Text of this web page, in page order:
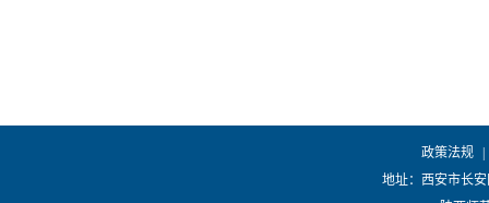
政策法规
地址：西安市长